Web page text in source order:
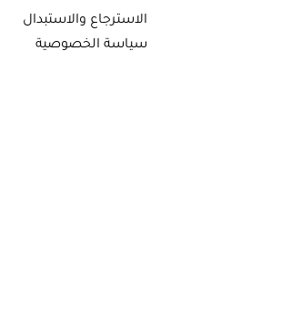
الاسترجاع والاستبدال
سياسة الخصوصية